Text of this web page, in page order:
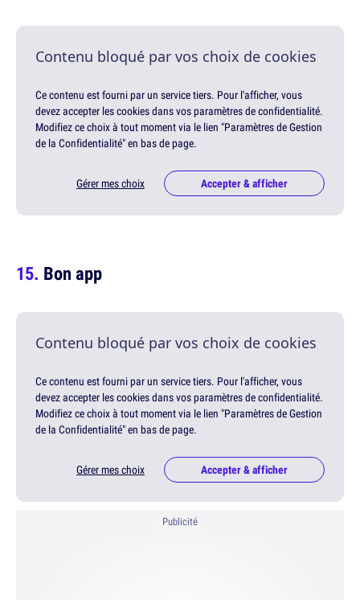
Contenu bloqué par vos choix de cookies
Ce contenu est fourni par un service tiers. Pour l'afficher, vous
devez accepter les cookies dans vos paramètres de confidentialité.
Modifiez ce choix à tout moment via le lien "Paramètres de Gestion
de la Confidentialité" en bas de page.
Gérer mes choix Accepter & afficher
Bon app
Contenu bloqué par vos choix de cookies
Ce contenu est fourni par un service tiers. Pour l'afficher, vous
devez accepter les cookies dans vos paramètres de confidentialité.
Modifiez ce choix à tout moment via le lien "Paramètres de Gestion
de la Confidentialité" en bas de page.
Gérer mes choix Accepter & afficher
Publicité